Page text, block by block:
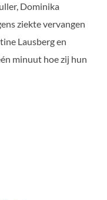
Dominika
ziekte vervangen
Lausberg en
minuut hoe zij hun